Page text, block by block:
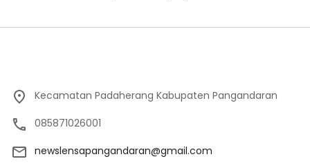
Kecamatan Padaherang Kabupaten Pangandaran
085871026001
newslensapangandaran@gmail.com